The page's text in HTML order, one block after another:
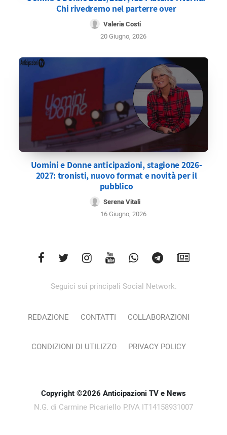
Chi rivedremo nel parterre over
Valeria Costi
20 Giugno, 2026
Uomini e Donne anticipazioni, stagione 2026-
2027: tronisti, nuovo format e novità per il
pubblico
Serena Vitali
16 Giugno, 2026
Seguici sui principali Social Network.
REDAZIONE CONTATTI COLLABORAZIONI
CONDIZIONI DI UTILIZZO PRIVACY POLICY
Copyright ©2026 Anticipazioni TV e News
N.G. di Carmine Picariello P.IVA IT14158931007